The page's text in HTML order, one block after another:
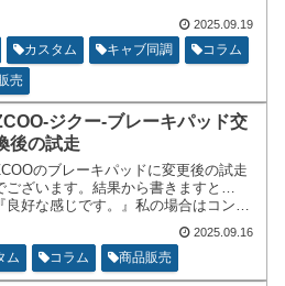
ネタなので写真は少な目です。色々と書
て行きます。
2025.09.19
カスタム キャブ同調
コラム
売
ジクー-ブレーキパッド交
後の試走
のブレーキパッドに変更後の試走
ございます。結果から書きますと…
『良好な感じです。』私の場合はコント
ロール性よりも制動力を求めておりま
。元々、ブレーキ廻りの換装は制動力
低すぎたから強化したいなと思ったし
いです。
2025.09.16
ム コラム 商品販売